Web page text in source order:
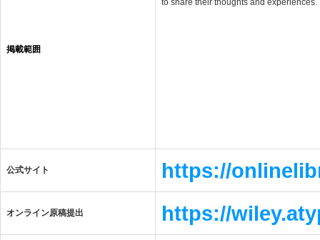
掲載範囲
to share their thoughts and experiences.
公式サイト https://
オンライン原稿提出 https://